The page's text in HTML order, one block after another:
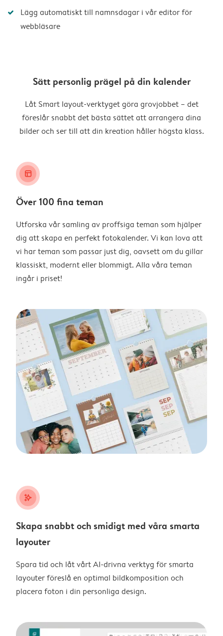
Lägg automatiskt till namnsdagar i vår editor för
webbläsare
Sätt personlig prägel på din kalender
Låt Smart layout-verktyget göra grovjobbet – det
föreslår snabbt det bästa sättet att arrangera dina
bilder och ser till att din kreation håller högsta klass.
layout_alt
Över 100 fina teman
Utforska vår samling av proffsiga teman som hjälper
dig att skapa en perfekt fotokalender. Vi kan lova att
vi har teman som passar just dig, oavsett om du gillar
klassiskt, modernt eller blommigt. Alla våra teman
ingår i priset!
stars_plus
Skapa snabbt och smidigt med våra smarta
layouter
Spara tid och låt vårt AI-drivna verktyg för smarta
layouter föreslå en optimal bildkomposition och
placera foton i din personliga design.